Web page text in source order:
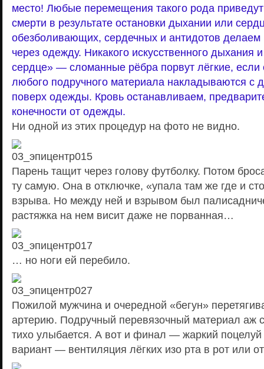
место! Любые перемещения такого рода
смерти в результате остановки дыхании или
обезболивающих, сердечных и антидотов
через одежду. Никакого искусственного дыхания
сердце» — сломанные рёбра порвут лёгкие,
любого подручного материала накладываются с
поверх одежды. Кровь останавливаем,
конечности от одежды.
Ни одной из этих процедур на фото не видно.
Парень тащит через голову футболку. Потом
ту самую. Она в отключке, «упала там же где и
взрыва. Но между ней и взрывом был
растяжка на нем висит даже не порванная…
… но ноги ей перебило.
Пожилой мужчина и очередной «бегун»
артерию. Подручный перевязочный материал аж
тихо улыбается. А вот и финал — жаркий поцелуй
вариант — вентиляция лёгких изо рта в рот или